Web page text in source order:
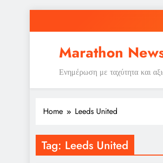
Marathon
Ενημέρωση με ταχύτητα και
Home Leeds United
Tag: Leeds United